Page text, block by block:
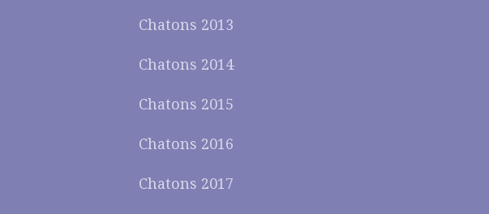
Chatons 2013
Chatons 2014
Chatons 2015
Chatons 2016
Chatons 2017